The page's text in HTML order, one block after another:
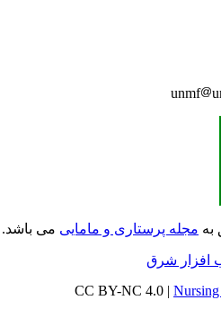
unmf
مجله پرستاری و ماماییمی باشد.
شرق